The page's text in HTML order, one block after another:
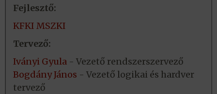
Fejlesztő:
KFKI MSZKI
Tervező:
Iványi Gyula - Vezető rendszerszervező
Bogdány János - Vezető logikai és hardver
tervező